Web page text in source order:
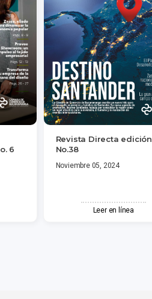
6
Revista Directa edición
No.38
Noviembre 05, 2024
Leer en línea